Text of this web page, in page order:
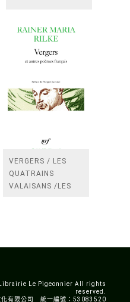
VERGERS / LES
QUATRAINS
VALAISANS /LES
Le Pigeonnier All rights
reserved.
化有限公司 統一編號：53083520